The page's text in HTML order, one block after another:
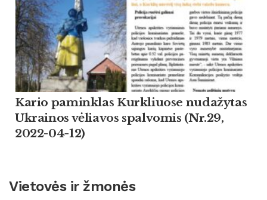
Kario paminklas Kurkliuose nudažytas
Ukrainos vėliavos spalvomis (Nr.29,
2022-04-12)
Vietovės ir žmonės